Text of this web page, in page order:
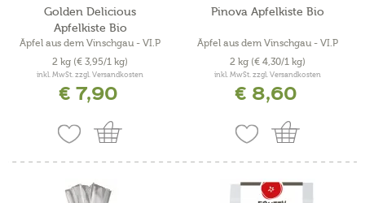
Golden Delicious
Apfelkiste Bio
Äpfel aus dem Vinschgau - VI.P
2 kg (€ 3,95/1 kg)
inkl. MwSt. zzgl. Versandkosten
€ 7,90
Pinova Apfelkiste Bio
Äpfel aus dem Vinschgau - VI.P
2 kg (€ 4,30/1 kg)
inkl. MwSt. zzgl. Versandkosten
€ 8,60